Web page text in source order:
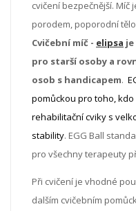
cvičení bezpečnější.
porodem, poporodní
Cvičební míč - elipsa
pro starší osoby a
osob s handicapem.
pomůckou pro toho,
rehabilitační cviky s
stability. EGG Ball
pro všechny terapeuty
Při cvičení je vhodné
dalším cvičebním